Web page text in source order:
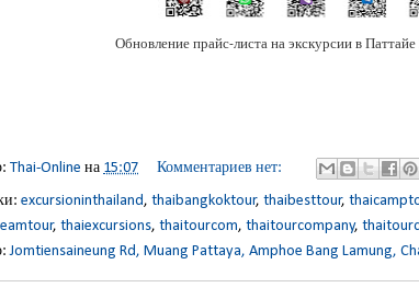
Обновление прайс-листа на экскурсии в Паттайе
Thai-Online на 15:07
Комментариев нет:
excursioninthailand , thaibangkoktour, thaibesttour,
, thaiexcursions, thaitourcom, thaitourcompany,
Jomtiensaineung Rd, Muang Pattaya, Amphoe Bang Lamung,